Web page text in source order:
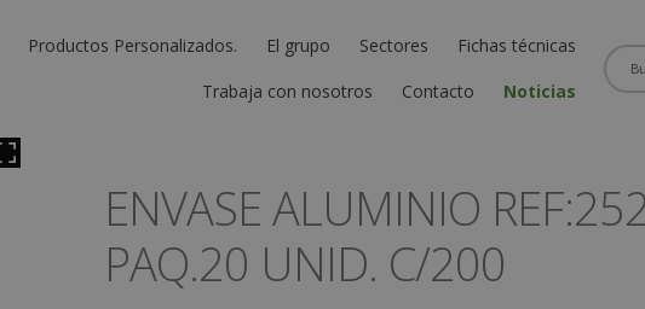
Productos Personalizados. El grupo Sectores
Fichas técnicas
Trabaja con nosotros
Contacto Noticias
ENVASE ALUMINIO
PAQ.20 UNID. C/200